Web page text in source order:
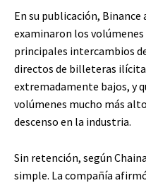
En su publicación,
examinaron los
principales intercambios
directos de billeteras
extremadamente bajos, y
volúmenes mucho más
descenso en la industria.
Sin retención, según
simple. La compañía